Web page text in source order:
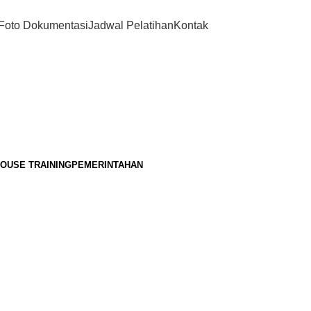
DokumentasiJadwal PelatihanKontak
TRAININGPEMERINTAHAN